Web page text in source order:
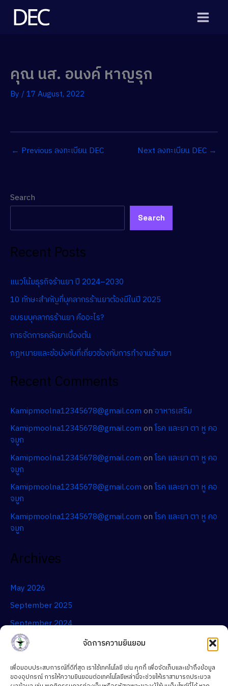
จัดการความยินยอม
เพื่อมอบประสบการณ์ที่ดีที่สุด เราใช้เทคโนโลยี เช่น คุกกี้ เพื่อจัดเก็บและเข้าถึงข้อมูล
ของอุปกรณ์ การให้ความยินยอมต่อเทคโนโลยีเหล่านี้จะช่วยให้เราสามารถประมวล
Skip
คุณ นส. อนงค์ หาญรุก
By /17 August, 2022
← Previous ลงทะเบียน DEC Next ลงทะเบียน DEC →
Search
Search
Recent Posts
แนวโน้มธุรกิจร้านยา ปี 2024–2030
10 ทักษะสำคัญที่บุคลากรร้านยาต้องมีในปี 2025
อบรมบุคลากรร้านยา คืออะไร?
การจัดการคลังยาเบื้องต้น
กฎหมายและข้อบังคับที่เกี่ยวข้องกับการทำงานร้านยา
Recent Comments
Kamipmoolna12345678@gmail.com on อาหารเสริม
Kamipmoolna12345678@gmail.com onโรค และยา ตา หู คอ
จมูก
Kamipmoolna12345678@gmail.com onโรค และยา ตา หู คอ
จมูก
Kamipmoolna12345678@gmail.com onโรค และยา ตา หู คอ
จมูก
Kamipmoolna12345678@gmail.com onโรค และยา ตา หู คอ
จมูก
Archives
May 2026
September 2025
September 2024
Categories
สาระความรู้